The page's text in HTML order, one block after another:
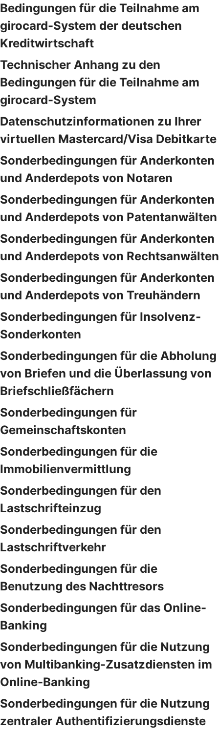
Bedingungen für die Teilnahme am
girocard-System der deutschen
Kreditwirtschaft
Technischer Anhang zu den
Bedingungen für die Teilnahme am
girocard-System
Datenschutzinformationen zu Ihrer
virtuellen Mastercard/Visa Debitkarte
Sonderbedingungen für Anderkonten
und Anderdepots von Notaren
Sonderbedingungen für Anderkonten
und Anderdepots von Patentanwälten
Sonderbedingungen für Anderkonten
und Anderdepots von Rechtsanwälten
Sonderbedingungen für Anderkonten
und Anderdepots von Treuhändern
Sonderbedingungen für Insolvenz-
Sonderkonten
Sonderbedingungen für die Abholung
von Briefen und die Überlassung von
Briefschließfächern
Sonderbedingungen für
Gemeinschaftskonten
Sonderbedingungen für die
Immobilienvermittlung
Sonderbedingungen für den
Lastschrifteinzug
Sonderbedingungen für den
Lastschriftverkehr
Sonderbedingungen für die
Benutzung des Nachttresors
Sonderbedingungen für das Online-
Banking
Sonderbedingungen für die Nutzung
von Multibanking-Zusatzdiensten im
Online-Banking
Sonderbedingungen für die Nutzung
zentraler Authentifizierungsdienste